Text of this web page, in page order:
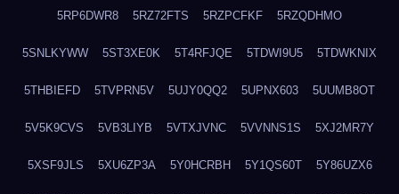
5RP6DWR8 5RZ72FTS 5RZPCFKF 5RZQDHMO
5SNLKYWW 5ST3XE0K 5T4RFJQE 5TDWI9U5 5TDWKNIX
5THBIEFD 5TVPRN5V 5UJY0QQ2 5UPNX603 5UUMB8OT
5V5K9CVS 5VB3LIYB 5VTXJVNC 5VVNNS1S 5XJ2MR7Y
5XSF9JLS 5XU6ZP3A 5Y0HCRBH 5Y1QS60T 5Y86UZX6